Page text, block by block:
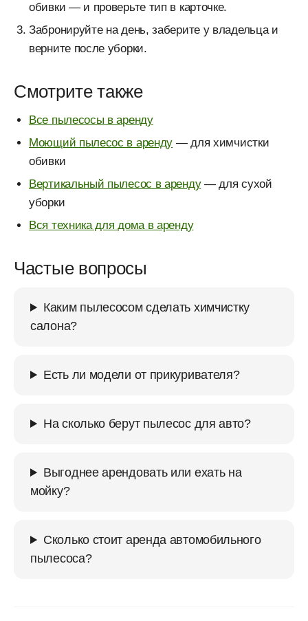
обивки — и проверьте тип в карточке.
Забронируйте на день, заберите у владельца и
верните после уборки.
Смотрите также
Все пылесосы в аренду
Моющий пылесос в аренду — для химчистки
обивки
Вертикальный пылесос в аренду— для сухой
уборки
Вся техника для дома в аренду
Частые вопросы
Каким пылесосом сделать химчистку
салона?
Есть ли модели от прикуривателя?
На сколько берут пылесос для авто?
Выгоднее арендовать или ехать на
мойку?
Сколько стоит аренда автомобильного
пылесоса?